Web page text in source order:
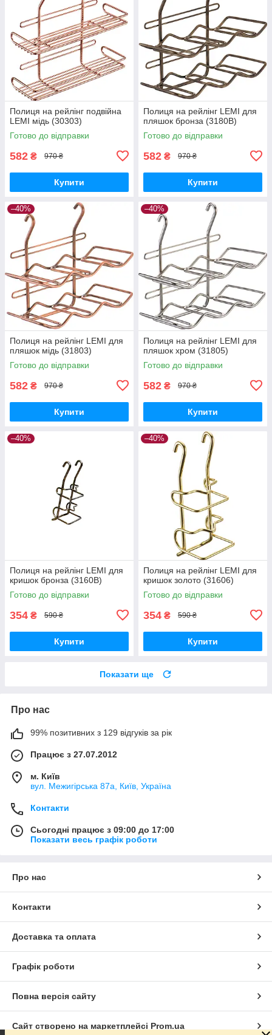
Полиця на рейлінг подвійна
LEMI мідь (30303)
Готово до відправки
582 ₴ 970 ₴
Купити
Полиця на рейлінг LEMI для
пляшок бронза (3180В)
Готово до відправки
582 ₴ 970 ₴
Купити
–40%
Полиця на рейлінг LEMI для
пляшок мідь (31803)
Готово до відправки
582 ₴ 970 ₴
Купити
–40%
Полиця на рейлінг LEMI для
пляшок хром (31805)
Готово до відправки
582 ₴ 970 ₴
Купити
–40%
Полиця на рейлінг LEMI для
кришок бронза (3160В)
Готово до відправки
354 ₴ 590 ₴
Купити
–40%
Полиця на рейлінг LEMI для
кришок золото (31606)
Готово до відправки
354 ₴ 590 ₴
Купити
Показати ще
Про нас
99% позитивних з 129 відгуків за рік
Працює з 27.07.2012
м. Київ
вул. Межигірська 87а, Київ, Україна
Контакти
Сьогодні працює з 09:00 до 17:00
Показати весь графік роботи
Про нас
Контакти
Доставка та оплата
Графік роботи
Повна версія сайту
Сайт створено на маркетплейсі Prom.ua